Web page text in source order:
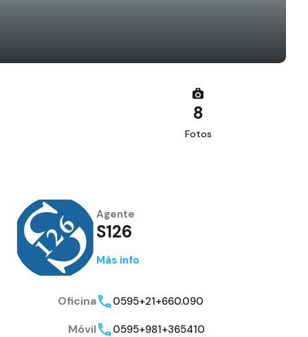
8
Fotos
Agente
S126
Más info
Oficina 0595+21+660.090
Móvil 0595+981+365410